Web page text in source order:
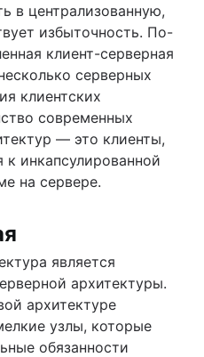
в централизованную,
избыточность. По-
клиент-серверная
серверных
клиентских
современных
— это клиенты,
инкапсулированной
на сервере.
является
архитектуры.
архитектуре
узлы, которые
обязанности